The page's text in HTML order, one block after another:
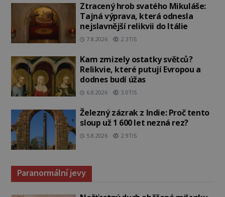
Ztracený hrob svatého Mikuláše:
Tajná výprava, která odnesla
nejslavnější relikvii do Itálie
7.8.2026 2.3TIS
Kam zmizely ostatky světců?
Relikvie, které putují Evropou a
dodnes budí úžas
6.8.2026 3.0TIS
Železný zázrak z Indie: Proč tento
sloup už 1 600 let nezná rez?
5.8.2026 2.9TIS
Paranormální jevy